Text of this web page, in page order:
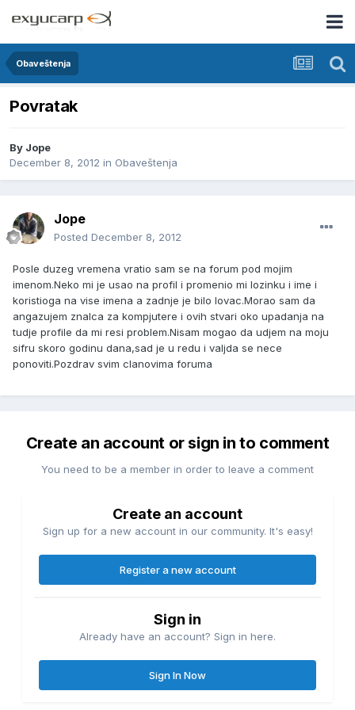
Obaveštenja
Povratak
By Jope
December 8, 2012 in Obaveštenja
Jope
Posted December 8, 2012
Posle duzeg vremena vratio sam se na forum pod mojim
imenom.Neko mi je usao na profil i promenio mi lozinku i ime i
koristioga na vise imena a zadnje je bilo lovac.Morao sam da
angazujem znalca za kompjutere i ovih stvari oko upadanja na
tudje profile da mi resi problem.Nisam mogao da udjem na moju
sifru skoro godinu dana,sad je u redu i valjda se nece
ponoviti.Pozdrav svim clanovima foruma
Create an account or sign in to comment
You need to be a member in order to leave a comment
Create an account
Sign up for a new account in our community. It's easy!
Register a new account
Sign in
Already have an account? Sign in here.
Sign In Now